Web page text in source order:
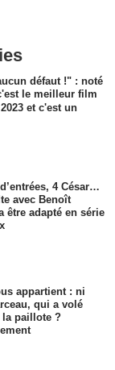
défaut !" : noté
le meilleur film
et c'est un
4 César…
avec Benoît
être adapté en série
appartient : ni
qui a volé
la paillote ?